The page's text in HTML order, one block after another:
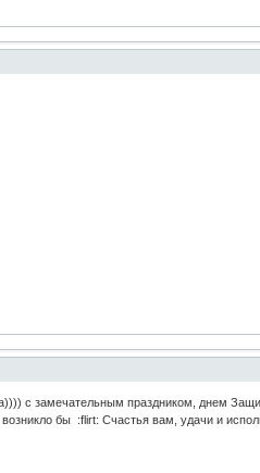
с замечательным праздником, днем
бы :flirt: Счастья вам, удачи и